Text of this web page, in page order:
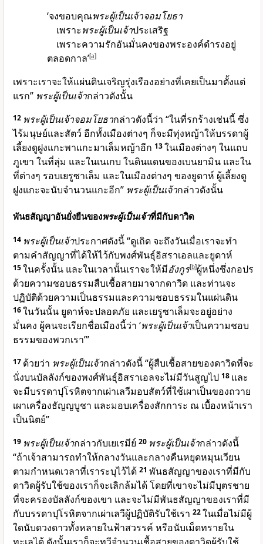
‘จงขอบคุณพระผู้เป็นเจ้าจอมโยธา
เพราะพระผู้เป็นเจ้าประเสริฐ
เพราะความรักอันมั่นคงของพระองค์ดำรงอยู่
ตลอดกาล’[a]
เพราะเราจะให้แผ่นดินเจริญรุ่งเรืองอย่างที่เคยเป็นมาตั้งแต่
แรก” พระผู้เป็นเจ้ากล่าวดังนั้น
12 พระผู้เป็นเจ้าจอมโยธากล่าวดังนี้ว่า “ในที่รกร้างเช่นนี้ ซึ่ง
ไร้มนุษย์และสัตว์ อีกทั้งเมืองต่างๆ ก็จะมีทุ่งหญ้าให้บรรดาผู้
เลี้ยงดูฝูงแกะพาแกะมาเล็มหญ้าอีก 13ในเมืองต่างๆ ในแถบ
ภูเขา ในที่ลุ่ม และในเนเกบ ในดินแดนของเบนยามิน และใน
ที่ต่างๆ รอบเยรูซาเล็ม และในเมืองต่างๆ ของยูดาห์ ผู้เลี้ยงดู
ฝูงแกะจะนับจำนวนแกะอีก” พระผู้เป็นเจ้ากล่าวดังนั้น
พันธสัญญาอันยั่งยืนของพระผู้เป็นเจ้าที่มีกับดาวิด
14 พระผู้เป็นเจ้าประกาศดังนี้ “ดูเถิด จะถึงวันเมื่อเราจะทำ
ตามคำสัญญาที่ได้ให้ไว้กับพงศ์พันธุ์อิสราเอลและยูดาห์
15ในครั้งนั้น และในเวลานั้นเราจะให้มีอังกูร[b]ผู้หนึ่งซึ่งกอปร
ด้วยความชอบธรรมสืบเชื้อสายมาจากดาวิด และท่านจะ
ปฏิบัติด้วยความเป็นธรรมและความชอบธรรมในแผ่นดิน
16ในวันนั้น ยูดาห์จะปลอดภัย และเยรูซาเล็มจะอยู่อย่าง
มั่นคง ผู้คนจะเรียกชื่อเมืองนี้ว่า ‘พระผู้เป็นเจ้าเป็นความชอบ
ธรรมของพวกเรา’”
17 ด้วยว่า พระผู้เป็นเจ้ากล่าวดังนี้ “ผู้สืบเชื้อสายของดาวิดที่จะ
นั่งบนบัลลังก์ของพงศ์พันธุ์อิสราเอลจะไม่มีวันสูญไป 18 และ
จะมีบรรดาปุโรหิตจากเผ่าเลวีมอบสัตว์ที่ใช้เผาเป็นของถวาย
เผาเครื่องธัญญบูชา และมอบเครื่องสักการะ ณ เบื้องหน้าเรา
เป็นนิตย์”
19 พระผู้เป็นเจ้ากล่าวกับเยเรมีย์ 20 พระผู้เป็นเจ้ากล่าวดังนี้
“ถ้าเจ้าสามารถทำให้กลางวันและกลางคืนหยุดหมุนเวียน
ตามกำหนดเวลาที่เราระบุไว้ได้ 21 พันธสัญญาของเราที่มีกับ
ดาวิดผู้รับใช้ของเราก็จะเลิกล้มได้ โดยที่เขาจะไม่มีบุตรชาย
ที่จะครองบัลลังก์ของเขา และจะไม่มีพันธสัญญาของเราที่มี
กับบรรดาปุโรหิตจากเผ่าเลวีผู้ปฏิบัติรับใช้เรา 22ในเมื่อไม่มีผู้
ใดนับดวงดาวทั้งหลายในฟ้าสวรรค์ หรือนับเม็ดทรายใน